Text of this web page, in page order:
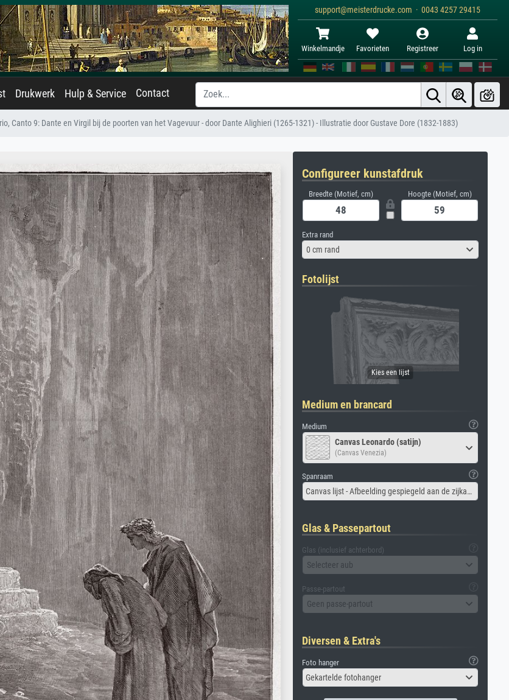
support@meisterdrucke.com · 0043 4257 29415
Winkelmandje Favorieten Registreer Log in
Drukwerk Hulp & Service Contact
Canto 9: Dante en Virgil bij de poorten van het Vagevuur - door Dante Alighieri (1265-1321) - Illustratie door Gustave Dore (1832-1883)
Configureer kunstafdruk
Breedte (Motief, cm) Hoogte (Motief, cm)
Extra rand
0 cm rand
Fotolijst
Medium en brancard
Medium
Canvas Leonardo (satijn)
(Canvas Venezia)
Spanraam
Canvas lijst - Afbeelding gespiegeld aan de zijkant
Glas & Passepartout
Glas (inclusief achterbord)
Selecteer aub
Passe-partout
Geen passe-partout
Diversen & Extra's
Foto hanger
Gekartelde fotohanger